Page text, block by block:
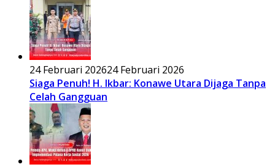
24 Februari 202624 Februari 2026
Siaga Penuh! H. Ikbar: Konawe Utara Dijaga Tanpa
Celah Gangguan